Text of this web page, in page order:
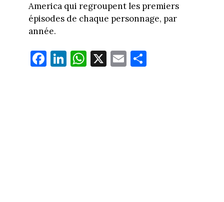
America qui regroupent les premiers
épisodes de chaque personnage, par
année.
Fa
ce
Li
nk
W
ha
X E
m
Pa